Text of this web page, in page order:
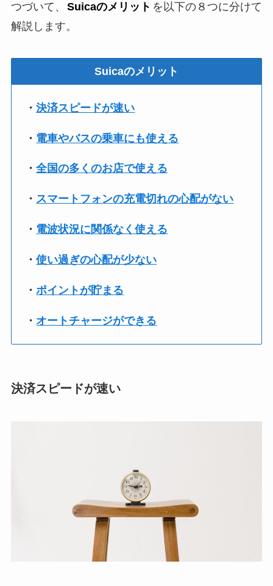
つづいて、 Suicaのメリット を以下の８つに分けて
解説します。
Suicaのメリット
・決済スピードが速い
・ 電車やバスの乗車にも使える
・全国の多くのお店で使える
・ スマートフォンの充電切れの心配がない
・ 電波状況に関係なく使える
・使い過ぎの心配が少ない
・ポイントが貯まる
・ オートチャージができる
決済スピードが速い